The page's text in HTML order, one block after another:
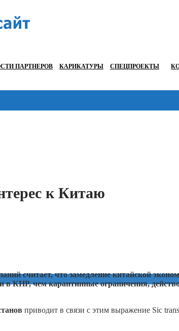
ПАРТНЕРОВ КАРИКАТУРЫ СПЕЦПРОЕКТЫ
к Китаю
считает, что замедление китайской
в КНР, чем карантинные ограничения,
приводит в связи с этим выражение Sic